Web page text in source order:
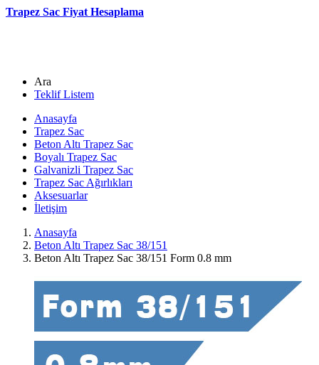
Trapez Sac Fiyat Hesaplama
Ara
Teklif Listem
Anasayfa
Trapez Sac
Beton Altı Trapez Sac
Boyalı Trapez Sac
Galvanizli Trapez Sac
Trapez Sac Ağırlıkları
Aksesuarlar
İletişim
Anasayfa
Beton Altı Trapez Sac 38/151
Beton Altı Trapez Sac 38/151 Form 0.8 mm